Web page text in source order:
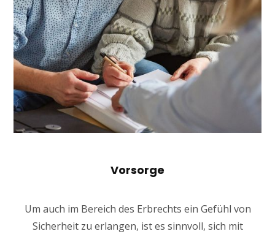
Vorsorge
Um auch im Bereich des Erbrechts ein Gefühl von
Sicherheit zu erlangen, ist es sinnvoll, sich mit